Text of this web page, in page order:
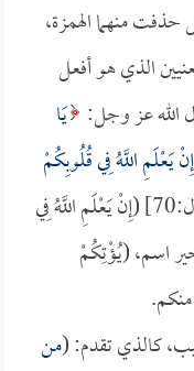
منهما الهمزة،
الذي هو أفعل
الله عز وجل: يَا
يَعْلَمِ اللَّهُ فِي قُلُوبِكُمْ
[الأنفال:70] (إِنْ يَعْلَمِ اللَّهُ فِي
اسم، (يُؤْتِكُمْ
كالذي تقدم: (من